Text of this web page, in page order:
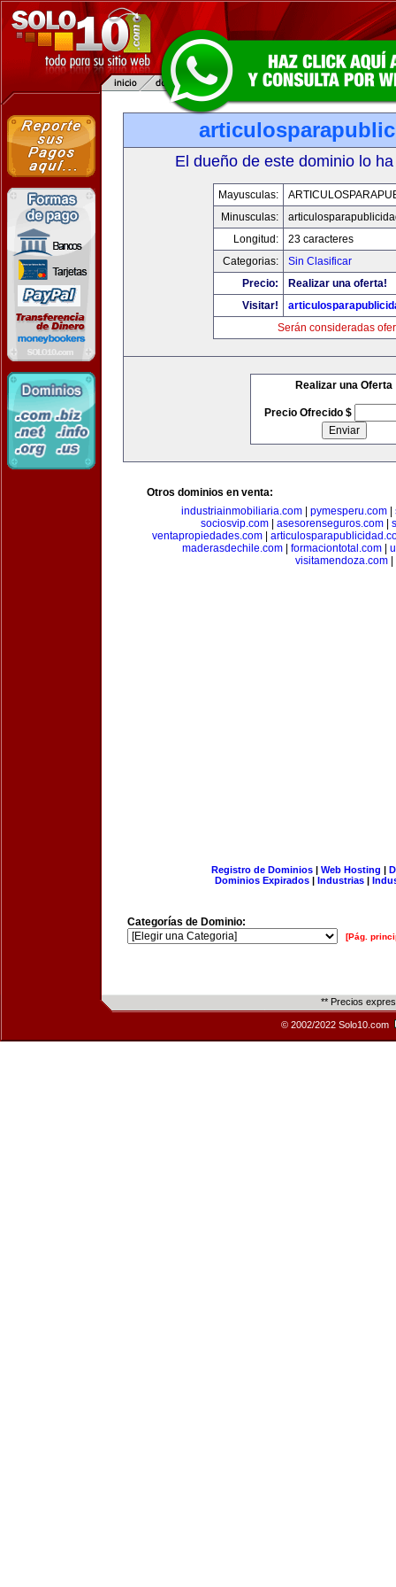
El dueño de este dominio lo
Mayusculas:
Minusculas:
Longitud:
23 caracteres
Categorias:
Sin Clasificar
Precio:
Realizar una oferta!
Visitar!
Serán consideradas
Realizar una Oferta
Precio Ofrecido $
Otros dominios en venta:
industriainmobiliaria.com| pymesperu.com|
sociosvip.com
asesorenseguros.com
ventapropiedades.com
maderasdechile.com| formaciontotal.com|
visitamendoza.com|
Registro de Dominios| Web Hosting |
Dominios Expirados | Industrias |
Categorías de Dominio:
[Pág.
** Precios
© 2002/2022 Solo10.com